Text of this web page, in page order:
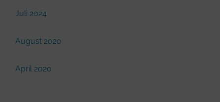
Juli 2024
August 2020
April 2020